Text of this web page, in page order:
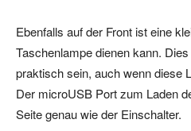
Ebenfalls auf der Front ist eine
Taschenlampe dienen kann.
praktisch sein, auch wenn diese
Der microUSB Port zum Laden
Seite genau wie der Einschalter.